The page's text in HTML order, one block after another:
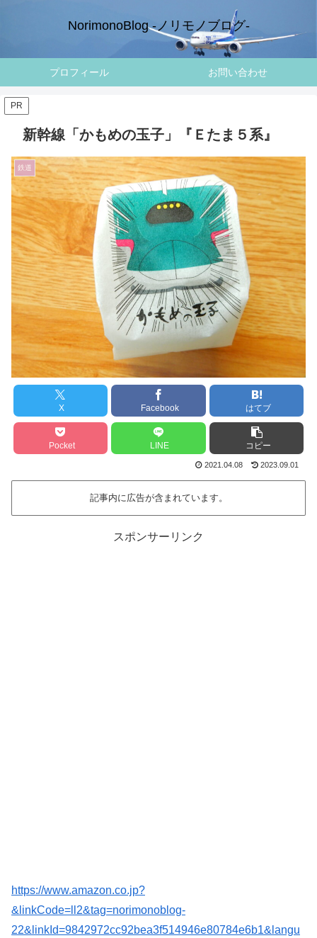
NorimonoBlog -ノリモノブログ-
プロフィール お問い合わせ
PR
新幹線「かもめの玉子」『Ｅたま５系』
鉄道
X Facebook はてブ
Pocket LINE コピー
2021.04.08 2023.09.01
記事内に広告が含まれています。
スポンサーリンク
https://www.amazon.co.jp?
&linkCode=ll2&tag=norimonoblog-
22&linkId=9842972cc92bea3f514946e80784e6b1&langu